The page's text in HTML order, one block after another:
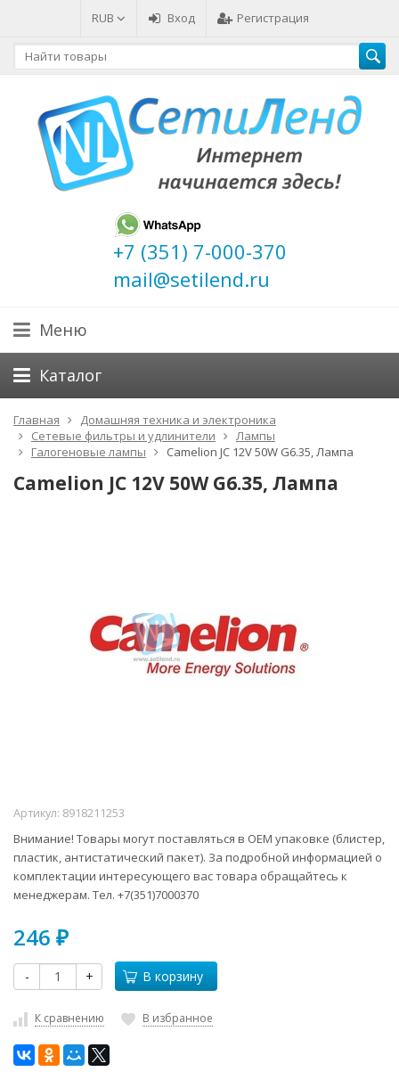
RUB Вход Регистрация
+7 (351) 7-000-370
mail@setilend.ru
Меню
Каталог
Главная
Домашняя техника и электроника
Сетевые фильтры и удлинители
Лампы
Галогеновые лампы
Camelion JC 12V 50W G6.35, Лампа
Camelion JC 12V 50W G6.35, Лампа
Артикул: 8918211253
Внимание! Товары могут поставляться в ОЕМ упаковке (блистер,
пластик, антистатический пакет). За подробной информацией о
комплектации интересующего вас товара обращайтесь к
менеджерам. Тел. +7(351)7000370
246 ₽
- + В корзину
К сравнению В избранное